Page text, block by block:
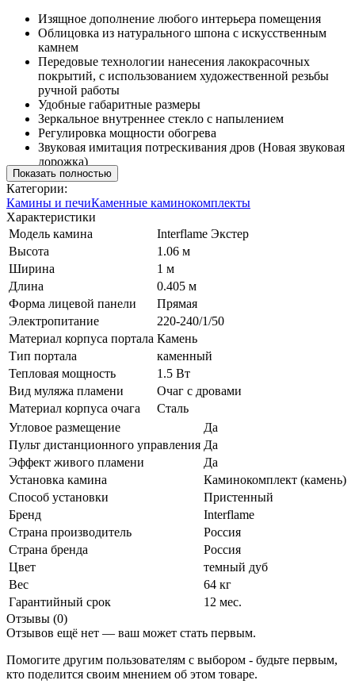
Изящное дополнение любого интерьера помещения
Облицовка из натурального шпона с искусственным
камнем
Передовые технологии нанесения лакокрасочных
покрытий, с использованием художественной резьбы
ручной работы
Удобные габаритные размеры
Зеркальное внутреннее стекло с напылением
Регулировка мощности обогрева
Звуковая имитация потрескивания дров (Новая звуковая
дорожка)
Показать полностью
Категории:
Камины и печиКаменные каминокомплекты
Характеристики
Модель камина
Interflame Экстер
Высота
1.06 м
Ширина
1 м
Длина
0.405 м
Форма лицевой панели
Прямая
Электропитание
220-240/1/50
Материал корпуса портала Камень
Тип портала
каменный
Тепловая мощность
1.5 Вт
Вид муляжа пламени
Очаг с дровами
Материал корпуса очага
Сталь
Угловое размещение
Да
Пульт дистанционного управления Да
Эффект живого пламени
Да
Установка камина
Каминокомплект (камень)
Способ установки
Пристенный
Бренд
Interflame
Страна производитель
Россия
Страна бренда
Россия
Цвет
темный дуб
Вес
64 кг
Гарантийный срок
12 мес.
Отзывы (0)
Отзывов ещё нет — ваш может стать первым.
Помогите другим пользователям с выбором - будьте первым,
кто поделится своим мнением об этом товаре.